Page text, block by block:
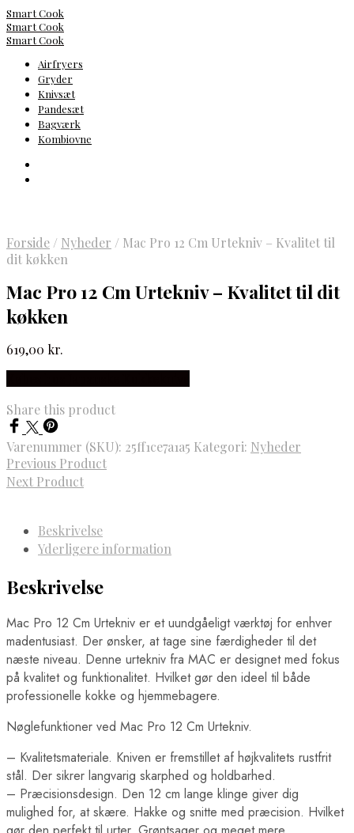
Smart Cook
Smart Cook
Smart Cook
Airfryers
Gryder
Knivsæt
Pandesæt
Bagværk
Kombiovne
Forside / Nyheder / Mac Pro 12 Cm Urtekniv – Kvalitet til
dit køkken
Mac Pro 12 Cm Urtekniv – Kvalitet til dit
køkken
619,00 kr.
Share this product
Varenummer (SKU): 25ff1ce7a1a5 Kategori: Nyheder
Previous Product
Next Product
Beskrivelse
Yderligere information
Beskrivelse
Mac Pro 12 Cm Urtekniv er et uundgåeligt værktøj for enhver
madentusiast. Der ønsker, at tage sine færdigheder til det
næste niveau. Denne urtekniv fra MAC er designet med fokus
på kvalitet og funktionalitet. Hvilket gør den ideel til både
professionelle kokke og hjemmebagere.
Nøglefunktioner ved Mac Pro 12 Cm Urtekniv.
– Kvalitetsmateriale. Kniven er fremstillet af højkvalitets rustfrit
stål. Der sikrer langvarig skarphed og holdbarhed.
– Præcisionsdesign. Den 12 cm lange klinge giver dig
mulighed for, at skære. Hakke og snitte med præcision. Hvilket